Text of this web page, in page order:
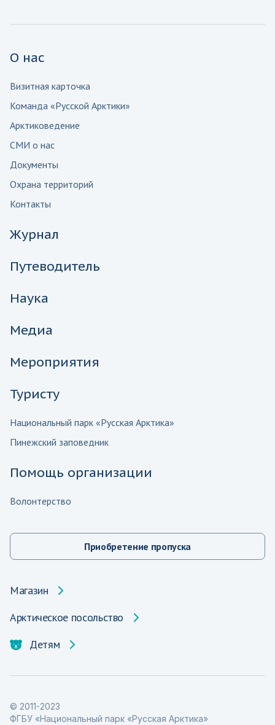
О нас
Визитная карточка
Команда «Русской Арктики»
Арктиковедение
СМИ о нас
Документы
Охрана территорий
Контакты
Журнал
Путеводитель
Наука
Медиа
Мероприятия
Туристу
Национальный парк «Русская Арктика»
Пинежский заповедник
Помощь организации
Волонтерство
Приобретение пропуска
Магазин
Арктическое посольство
Детям
© 2011-2023
ФГБУ «Национальный парк «Русская Арктика»